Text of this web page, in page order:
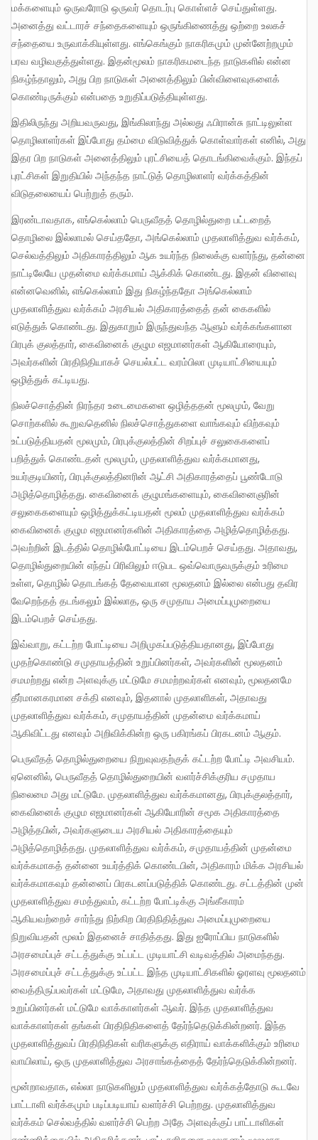
மக்களையும் ஒருவரோடு ஒருவர் தொடர்பு கொள்ளச் செய்துள்ளது.
அனைத்து வட்டாரச் சந்தைகளையும் ஒருங்கிணைத்து ஒற்றை உலகச்
சந்தையை உருவாக்கியுள்ளது. எங்கெங்கும் நாகரிகமும் முன்னேற்றமும்
பரவ வழிவகுத்துள்ளது. இதன்மூலம் நாகரிகமடைந்த நாடுகளில் என்ன
நிகழ்ந்தாலும், அது பிற நாடுகள் அனைத்திலும் பின்விளைவுகளைக்
கொண்டிருக்கும் என்பதை உறுதிப்படுத்தியுள்ளது.
இதிலிருந்து அறியவருவது, இங்கிலாந்து அல்லது ஃபிரான்சு நாட்டிலுள்ள
தொழிலாளர்கள் இப்போது தம்மை விடுவித்துக் கொள்வார்கள் எனில், அது
இதர பிற நாடுகள் அனைத்திலும் புரட்சியைத் தொடங்கிவைக்கும். இந்தப்
புரட்சிகள் இறுதியில் அந்தந்த நாட்டுத் தொழிலாளர் வர்க்கத்தின்
விடுதலையைப் பெற்றுத் தரும்.
இரண்டாவதாக, எங்கெல்லாம் பெருவீதத் தொழில்துறை பட்டறைத்
தொழிலை இல்லாமல் செய்ததோ, அங்கெல்லாம் முதலாளித்துவ வர்க்கம்,
செல்வத்திலும் அதிகாரத்திலும் ஆக உயர்ந்த நிலைக்கு வளர்ந்து, தன்னை
நாட்டிலேயே முதன்மை வர்க்கமாய் ஆக்கிக் கொண்டது. இதன் விளைவு
என்னவெனில், எங்கெல்லாம் இது நிகழ்ந்ததோ அங்கெல்லாம்
முதலாளித்துவ வர்க்கம் அரசியல் அதிகாரத்தைத் தன் கைகளில்
எடுத்துக் கொண்டது. இதுகாறும் இருந்துவந்த ஆளும் வர்க்கங்களான
பிரபுக் குலத்தார், கைவினைக் குழும எஜமானர்கள் ஆகியோரையும்,
அவர்களின் பிரதிநிதியாகச் செயல்பட்ட வரம்பிலா முடியாட்சியையும்
ஒழித்துக் கட்டியது.
நிலச்சொத்தின் நிரந்தர உடைமைகளை ஒழித்ததன் மூலமும், வேறு
சொற்களில் கூறுவதெனில் நிலச்சொத்துகளை வாங்கவும் விற்கவும்
உட்படுத்தியதன் மூலமும், பிரபுக்குலத்தின் சிறப்புச் சலுகைகளைப்
பறித்துக் கொண்டதன் மூலமும், முதலாளித்துவ வர்க்கமானது,
உயர்குடியினர், பிரபுக்குலத்தினரின் ஆட்சி அதிகாரத்தைப் பூண்டோடு
அழித்தொழித்தது. கைவினைக் குழுமங்களையும், கைவினைஞரின்
சலுகைகளையும் ஒழித்துக்கட்டியதன் மூலம் முதலாளித்துவ வர்க்கம்
கைவினைக் குழும எஜமானர்களின் அதிகாரத்தை அழித்தொழித்தது.
அவற்றின் இடத்தில் தொழில்போட்டியை இடம்பெறச் செய்தது. அதாவது,
தொழில்துறையின் எந்தப் பிரிவிலும் ஈடுபட ஒவ்வொருவருக்கும் உரிமை
உள்ள, தொழில் தொடங்கத் தேவையான மூலதனம் இல்லை என்பது தவிர
வேறெந்தத் தடங்கலும் இல்லாத, ஒரு சமுதாய அமைப்புமுறையை
இடம்பெறச் செய்தது.
இவ்வாறு, கட்டற்ற போட்டியை அறிமுகப்படுத்தியதானது, இப்போது
முதற்கொண்டு சமுதாயத்தின் உறுப்பினர்கள், அவர்களின் மூலதனம்
சமமற்றது என்ற அளவுக்கு மட்டுமே சமமற்றவர்கள் எனவும், மூலதனமே
தீர்மானகரமான சக்தி எனவும், இதனால் முதலாளிகள், அதாவது
முதலாளித்துவ வர்க்கம், சமுதாயத்தின் முதன்மை வர்க்கமாய்
ஆகிவிட்டது எனவும் அறிவிக்கின்ற ஒரு பகிரங்கப் பிரகடனம் ஆகும்.
பெருவீதத் தொழில்துறையை நிறுவுவதற்குக் கட்டற்ற போட்டி அவசியம்.
ஏனெனில், பெருவீதத் தொழில்துறையின் வளர்ச்சிக்குரிய சமுதாய
நிலைமை அது மட்டுமே. முதலாளித்துவ வர்க்கமானது, பிரபுக்குலத்தார்,
கைவினைக் குழும எஜமானர்கள் ஆகியோரின் சமூக அதிகாரத்தை
அழித்தபின், அவர்களுடைய அரசியல் அதிகாரத்தையும்
அழித்தொழித்தது. முதலாளித்துவ வர்க்கம், சமுதாயத்தின் முதன்மை
வர்க்கமாகத் தன்னை உயர்த்திக் கொண்டபின், அதிகாரம் மிக்க அரசியல்
வர்க்கமாகவும் தன்னைப் பிரகடனப்படுத்திக் கொண்டது. சட்டத்தின் முன்
முதலாளித்துவ சமத்துவம், கட்டற்ற போட்டிக்கு அங்கீகாரம்
ஆகியவற்றைச் சார்ந்து நிற்கிற பிரதிநிதித்துவ அமைப்புமுறையை
நிறுவியதன் மூலம் இதனைச் சாதித்தது. இது ஐரோப்பிய நாடுகளில்
அரசமைப்புச் சட்டத்துக்கு உட்பட்ட முடியாட்சி வடிவத்தில் அமைந்தது.
அரசமைப்புச் சட்டத்துக்கு உட்பட்ட இந்த முடியாட்சிகளில் ஓரளவு மூலதனம்
வைத்திருப்பவர்கள் மட்டுமே, அதாவது முதலாளித்துவ வர்க்க
உறுப்பினர்கள் மட்டுமே வாக்காளர்கள் ஆவர். இந்த முதலாளித்துவ
வாக்காளர்கள் தங்கள் பிரதிநிதிகளைத் தேர்ந்தெடுக்கின்றனர். இந்த
முதலாளித்துவப் பிரதிநிதிகள் வரிகளுக்கு எதிராய் வாக்களிக்கும் உரிமை
வாயிலாய், ஒரு முதலாளித்துவ அரசாங்கத்தைத் தேர்ந்தெடுக்கின்றனர்.
மூன்றாவதாக, எல்லா நாடுகளிலும் முதலாளித்துவ வர்க்கத்தோடு கூடவே
பாட்டாளி வர்க்கமும் படிப்படியாய் வளர்ச்சி பெற்றது. முதலாளித்துவ
வர்க்கம் செல்வத்தில் வளர்ச்சி பெற்ற அதே அளவுக்குப் பாட்டாளிகள்